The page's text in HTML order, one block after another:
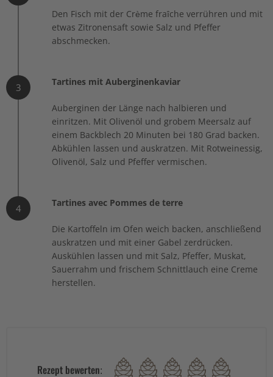
Den Fisch mit der Crème fraîche verrühren und mit
etwas Zitronensaft sowie Salz und Pfeffer
abschmecken.
3 Tartines mit Auberginenkaviar
Auberginen der Länge nach halbieren und
einritzen. Mit Olivenöl und grobem Meersalz auf
einem Backblech 20 Minuten bei 180 Grad backen.
Abkühlen lassen und auskratzen. Mit Rotweinessig,
Olivenöl, Salz und Pfeffer vermischen.
4 Tartines avec Pommes de terre
Die Kartoffeln im Ofen weich backen, anschließend
auskratzen und mit einer Gabel zerdrücken.
Auskühlen lassen und mit Salz, Pfeffer, Muskat,
Sauerrahm und frischem Schnittlauch eine Creme
herstellen.
Rezept bewerten: